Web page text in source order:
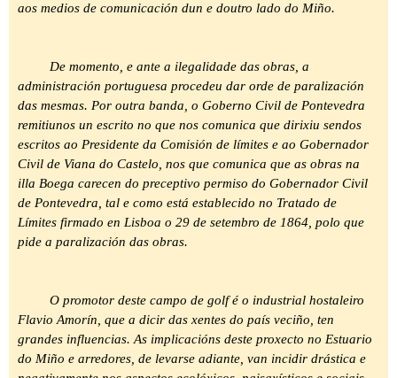
aos medios de comunicación dun e doutro lado do Miño.
De momento, e ante a ilegalidade das obras, a
administración portuguesa procedeu dar orde de paralización
das mesmas. Por outra banda, o Goberno Civil de Pontevedra
remitiunos un escrito no que nos comunica que dirixiu sendos
escritos ao Presidente da Comisión de límites e ao Gobernador
Civil de Viana do Castelo, nos que comunica que as obras na
illa Boega carecen do preceptivo permiso do Gobernador Civil
de Pontevedra, tal e como está establecido no Tratado de
Límites firmado en Lisboa o 29 de setembro de 1864, polo que
pide a paralización das obras.
O promotor deste campo de golf é o industrial hostaleiro
Flavio Amorín, que a dicir das xentes do país veciño, ten
grandes influencias. As implicacións deste proxecto no Estuario
do Miño e arredores, de levarse adiante, van incidir drástica e